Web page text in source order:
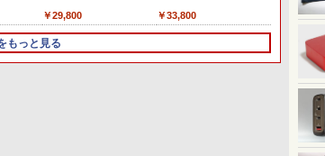
リング Type-C充電 マ
イク付き 防水 タッチ式
音量調整 スポーツ/通
DN
8GB
11 Pro
Windows11 office付｜メ
モリ8GB SSD256GB｜
Panasonic Let's note｜
￥29,800
SSD 512GB メモリ 8GB
｜DELL Latitude 3500｜
中古パソコン 中古 ノート
￥33,800
Intel
型/
16GB/
1TB
ルHD
ク 在
ライン
生 初
￥
もっと見る